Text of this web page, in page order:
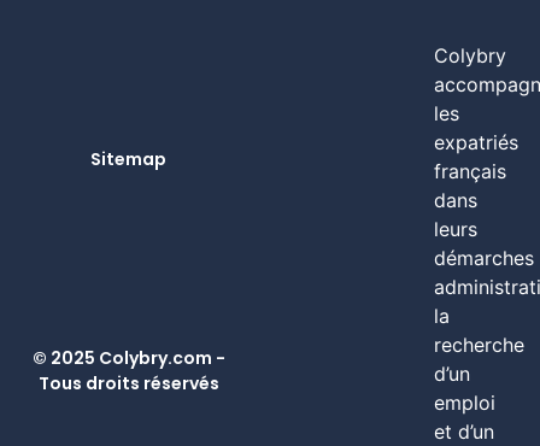
Colybry
les
expatriés
français
dans
leurs
démarches
la
recherche
d’un
emploi
et d’un
Sitemap
© 2025 Colybry.com -
Tous droits réservés